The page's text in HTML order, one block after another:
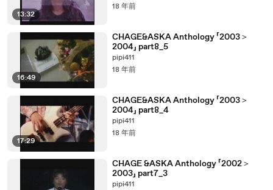
13:32
18 年前
16:49
CHAGE&ASKA Anthology 「2003＞
2004」 part8_5
pipi411
18 年前
17:29
CHAGE&ASKA Anthology 「2003＞
2004」 part8_4
pipi411
18 年前
CHAGE &ASKA Anthology 「2002＞
2003」 part7_3
pipi411